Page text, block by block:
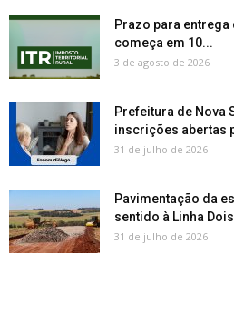
Prazo para entrega
começa em 10...
3 de agosto de 2026
Prefeitura de Nova
inscrições abertas
31 de julho de 2026
Pavimentação da
sentido à Linha
31 de julho de 2026